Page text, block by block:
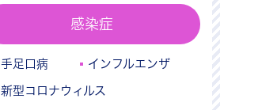
感染症
手足口病 インフルエンザ
新型コロナウィルス